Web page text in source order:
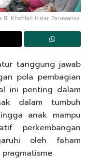
RI Khofifah Indar Parawansa.
tanggung jawab
pola pembagian
ini penting dalam
dalam tumbuh
anak mampu
perkembangan
oleh faham